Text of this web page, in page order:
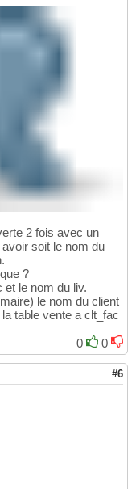
2 fois avec un
soit le nom du
?
et le nom du liv.
le nom du client
table vente a clt_fac
0
0
#6